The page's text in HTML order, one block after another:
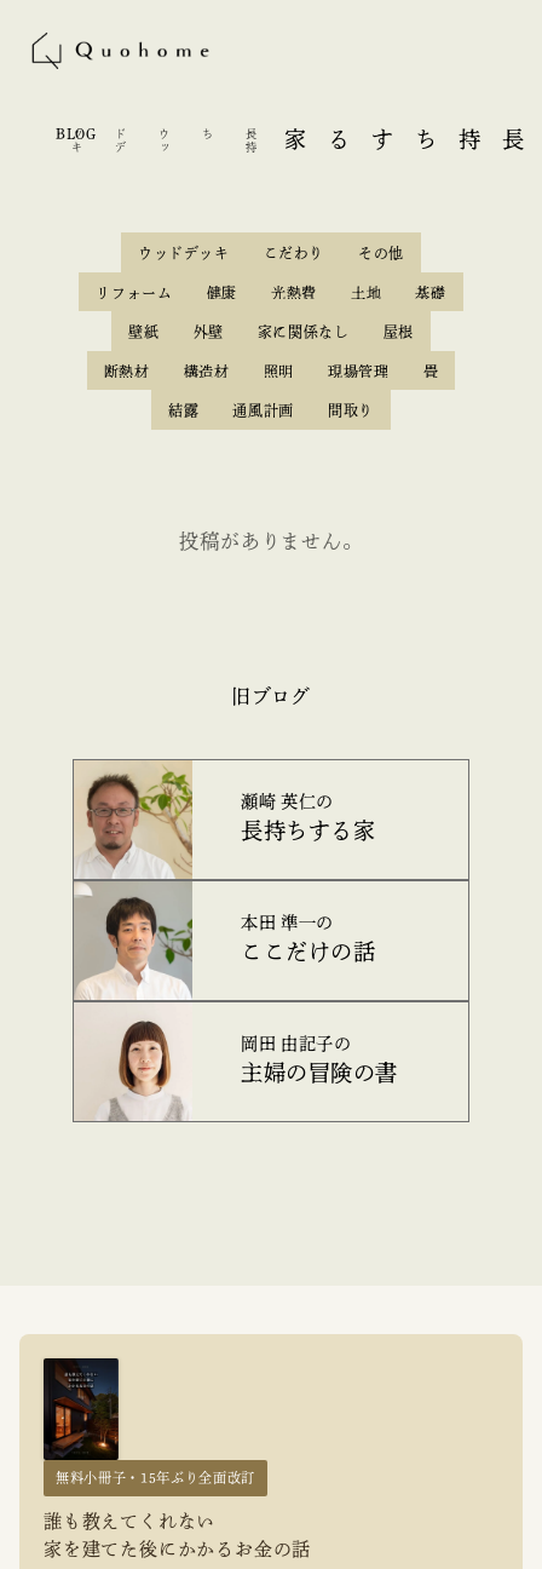
BLOG 長持ちする家
長
持
ち
ウ
ッ
ド
デ
ッ
キ
ウッドデッキ こだわり その他
リフォーム 健康 光熱費 土地 基礎
壁紙 外壁 家に関係なし 屋根
断熱材 構造材 照明 現場管理 畳
結露 通風計画 間取り
投稿がありません。
旧ブログ
瀬崎 英仁の
長持ちする家
本田 準一の
ここだけの話
岡田 由記子の
主婦の冒険の書
無料小冊子・15年ぶり全面改訂
誰も教えてくれない
家を建てた後にかかるお金の話